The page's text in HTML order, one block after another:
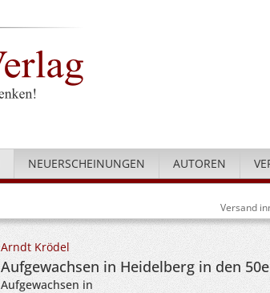
NEUERSCHEINUNGEN AUTOREN
Versand
Arndt Krödel
Aufgewachsen in Heidelberg in den
Aufgewachsen in